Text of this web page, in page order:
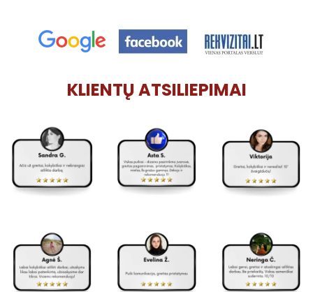
KLIENTŲ ATSILIEPIMAI